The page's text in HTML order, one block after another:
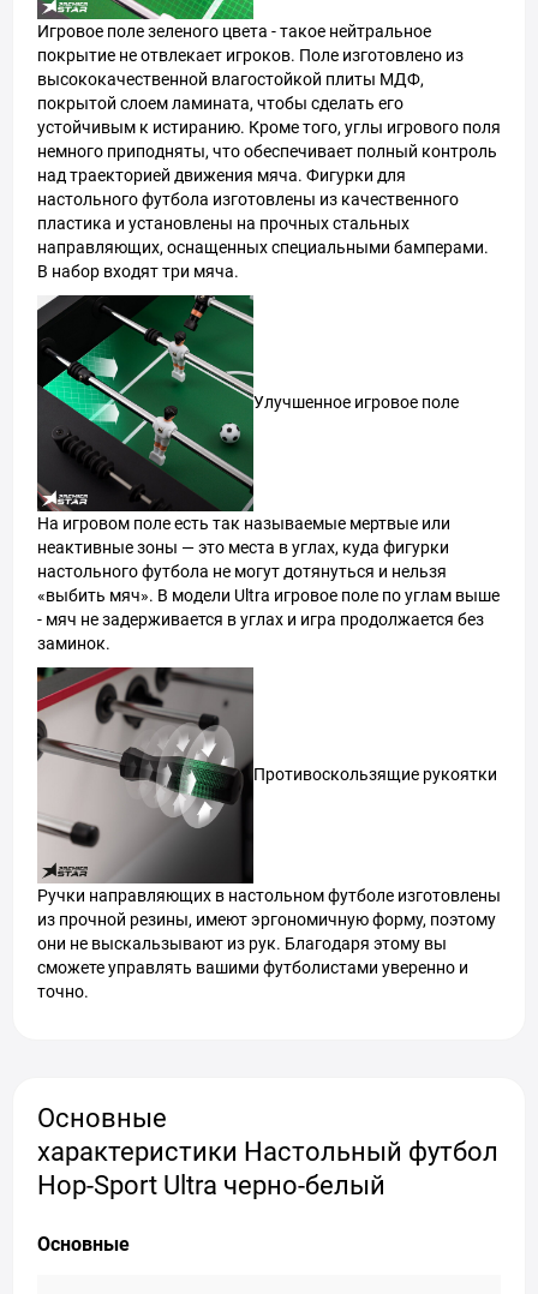
Игровое поле зеленого цвета - такое нейтральное
покрытие не отвлекает игроков. Поле изготовлено из
высококачественной влагостойкой плиты МДФ,
покрытой слоем ламината, чтобы сделать его
устойчивым к истиранию. Кроме того, углы игрового поля
немного приподняты, что обеспечивает полный контроль
над траекторией движения мяча. Фигурки для
настольного футбола изготовлены из качественного
пластика и установлены на прочных стальных
направляющих, оснащенных специальными бамперами.
В набор входят три мяча.
Улучшенное игровое поле
На игровом поле есть так называемые мертвые или
неактивные зоны — это места в углах, куда фигурки
настольного футбола не могут дотянуться и нельзя
«выбить мяч». В модели Ultra игровое поле по углам выше
- мяч не задерживается в углах и игра продолжается без
заминок.
Противоскользящие рукоятки
Ручки направляющих в настольном футболе изготовлены
из прочной резины, имеют эргономичную форму, поэтому
они не выскальзывают из рук. Благодаря этому вы
сможете управлять вашими футболистами уверенно и
точно.
Основные
характеристики Настольный футбол
Hop-Sport Ultra черно-белый
Основные